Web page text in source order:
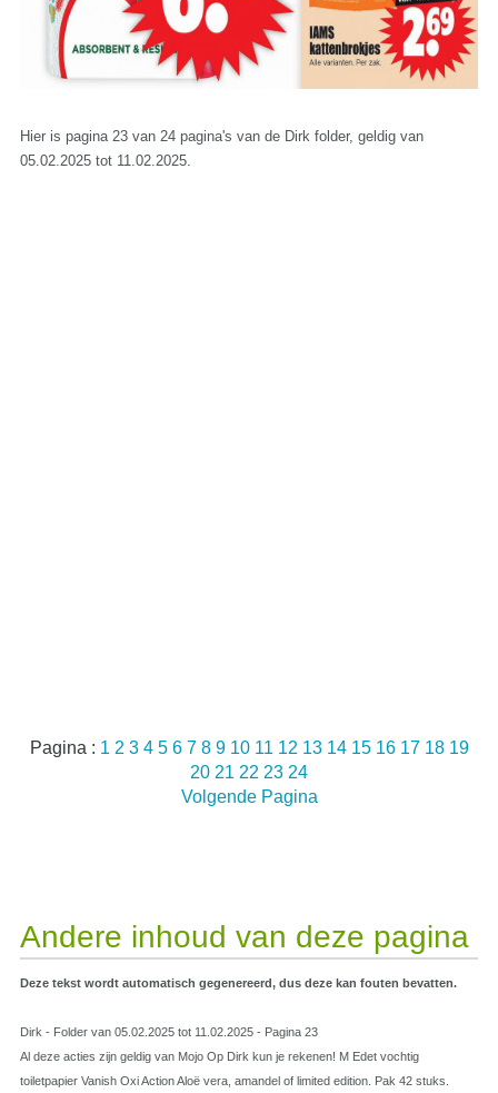
Hier is pagina 23 van 24 pagina's van de Dirk folder, geldig van
05.02.2025 tot 11.02.2025.
Pagina : 1 2 3 4 5 6 7 8 9 10 11 12 13 14 15 16 17 18 19
20 21 22 23 24
Volgende Pagina
Andere inhoud van deze pagina
Deze tekst wordt automatisch gegenereerd, dus deze kan fouten bevatten.
Dirk - Folder van 05.02.2025 tot 11.02.2025 - Pagina 23
Al deze acties zijn geldig van Mojo Op Dirk kun je rekenen! M Edet vochtig
toiletpapier Vanish Oxi Action Aloë vera, amandel of limited edition. Pak 42 stuks.